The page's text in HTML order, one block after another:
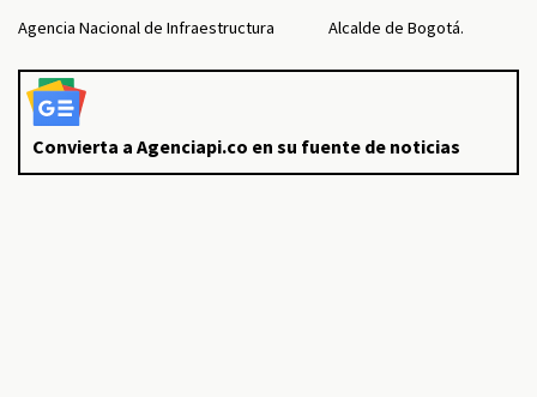
Agencia Nacional de Infraestructura
Alcalde de Bogotá.
Convierta a Agenciapi.co en su fuente de noticias